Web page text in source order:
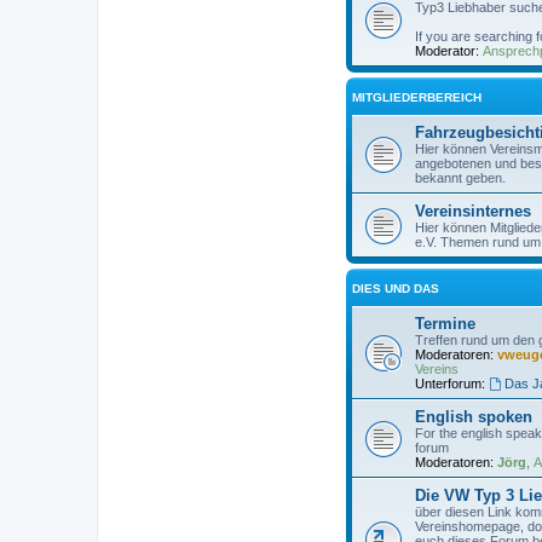
Typ3 Liebhaber
If you are searching
Moderator:
MITGLIEDERBEREICH
Hier können
angebotenen und
bekannt geben.
Vereinsinternes
Hier können
e.V. Themen rund
DIES UND DAS
Termine
Treffen rund um den
Moderatoren:
Vereins
Unterforum:
Das
English spoken
For the english
forum
Moderatoren: Jörg
Die VW Typ 3
über diesen Link
Vereinshomepage,